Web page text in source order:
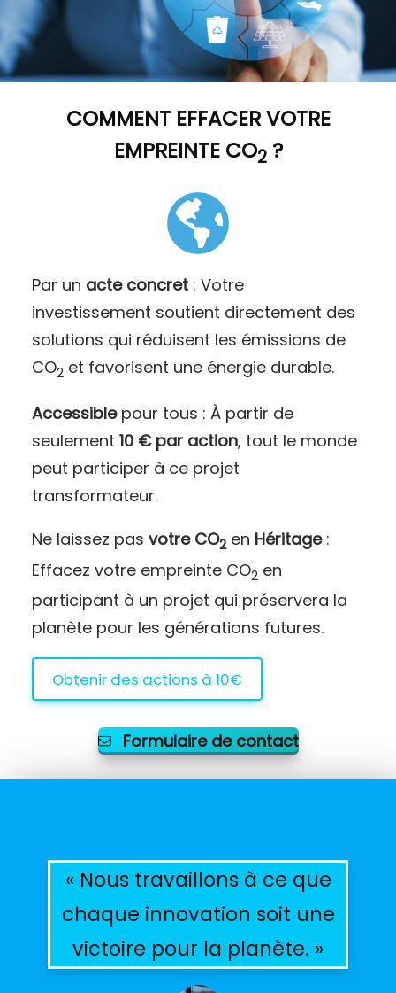
COMMENT EFFACER VOTRE
EMPREINTE CO2?
Par un acte concret: Votre
investissement soutient directement des
solutions qui réduisent les émissions de
CO2 et favorisent une énergie durable.
Accessiblepour tous : À partir de
seulement 10 € par action, tout le monde
peut participer à ce projet
transformateur.
Ne laissez pas votre CO2en Héritage:
Effacez votre empreinte CO2 en
participant à un projet qui préservera la
planète pour les générations futures.
Obtenir des actions à 10€
Formulaire de contact
« Nous travaillons à ce que
chaque innovation soit une
victoire pour la planète. »